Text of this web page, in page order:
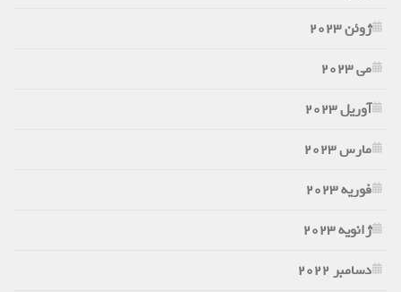
ژوئن 2023
می 2023
آوریل 2023
مارس 2023
فوریه 2023
ژانویه 2023
دسامبر 2022